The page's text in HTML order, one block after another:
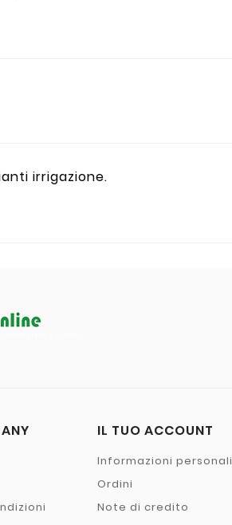
irrigazione.
IL TUO ACCOUNT
Informazioni personali
Ordini
Note di credito